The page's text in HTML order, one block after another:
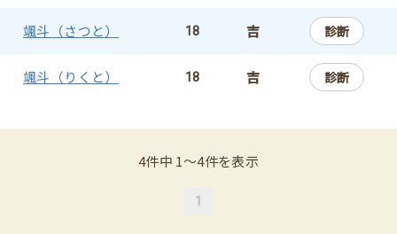
颯斗（さつと） 18 吉 診断
颯斗（りくと） 18 吉 診断
4件中 1〜4件を表示
1